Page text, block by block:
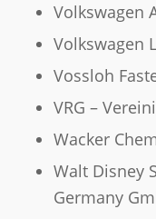
Volkswagen
Volkswagen
Vossloh
VRG –
Wacker
Walt Disney
Germany